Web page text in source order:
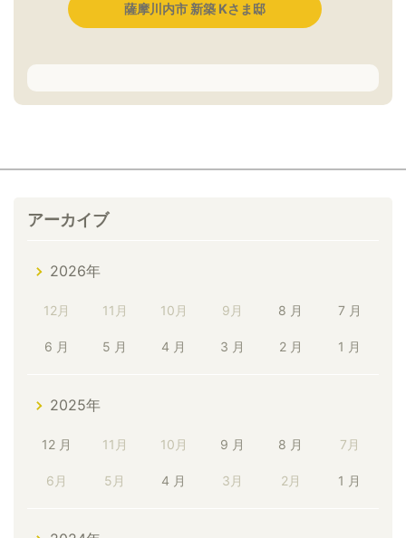
薩摩川内市 新築 Kさま邸
アーカイブ
2026年
12月 11月 10月 9月 8 月 7 月
6 月 5 月 4 月 3 月 2 月 1 月
2025年
12 月 11月 10月 9 月 8 月 7月
6月 5月 4 月 3月 2月 1 月